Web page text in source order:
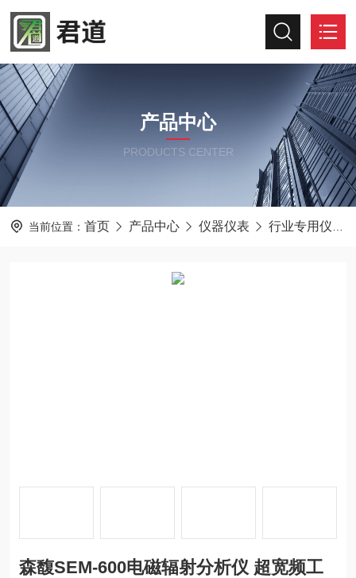
产品中心
PRODUCTS CENTER
当前位置： 首页 产品中心 仪器仪表 行业专用仪器仪表
森馥SEM-600电磁辐射分析仪 超宽频工